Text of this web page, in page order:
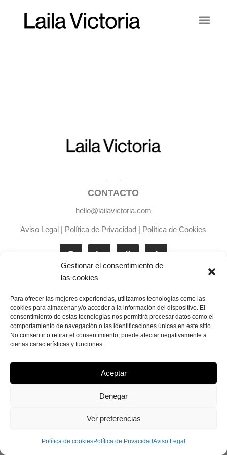
Gestionar el consentimiento de
las cookies
Para ofrecer las mejores experiencias, utilizamos tecnologías como las
cookies para almacenar y/o acceder a la información del dispositivo. El
consentimiento de estas tecnologías nos permitirá procesar datos como el
comportamiento de navegación o las identificaciones únicas en este sitio.
No consentir o retirar el consentimiento, puede afectar negativamente a
ciertas características y funciones.
Aceptar
Denegar
Ver preferencias
Política de cookiesPolítica de PrivacidadAviso Legal
CONTACTO
hello@lailavictoria.com
Aviso Legal | Política de Privacidad | Política de Cookies
Laila Victoria © copyright 2025